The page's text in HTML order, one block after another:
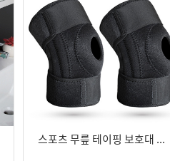
스포츠 무릎 테이핑 보호대 아대 자전거 헬스 등산 보호용품